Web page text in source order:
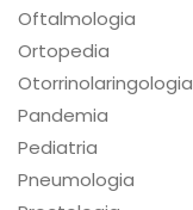
Oftalmologia
Ortopedia
Otorrinolaringologia
Pandemia
Pediatria
Pneumologia